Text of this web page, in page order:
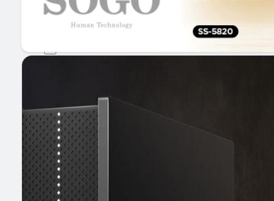
CONSEJOS TECH
MERCADOS Y TENDENCIAS
HEMEROTECA
Encuentra tu noticia
Buscar